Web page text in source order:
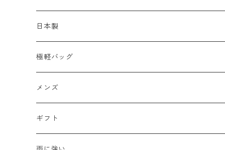
ショルダーバッグ
2WAY
リュック
ビジネスバッグ
メッシュ
エナメル
革Ｘ異素材コンビ
牛革
日本製
極軽バッグ
メンズ
レディース
メンズ
ギフト